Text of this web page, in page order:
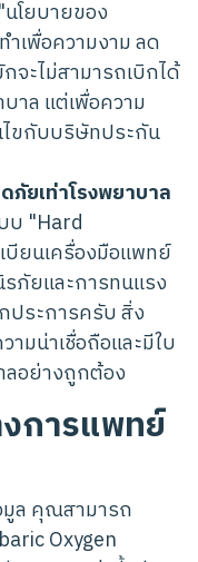
โยบายของ
เพื่อความงาม ลด
จะไม่สามารถเบิกได้
าล แต่เพื่อความ
ไขกับบริษัทประกัน
ภัยเท่าโรงพยาบาล
บ "Hard
บียนเครื่องมือแพทย์
ภัยและการทนแรง
ประการครับ สิ่ง
มน่าเชื่อถือและมีใบ
อย่างถูกต้อง
การแพทย์
มูล คุณสามารถ
Oxygen